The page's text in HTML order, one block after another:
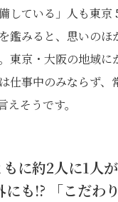
している」人も東京
鑑みると、思いのほ
東京・大阪の地域に
仕事中のみならず、
えそうです。
に約2人に1人
にも!? 「こだわ